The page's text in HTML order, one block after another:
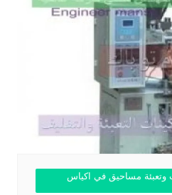
وتعبئة مساحيق في اكياس